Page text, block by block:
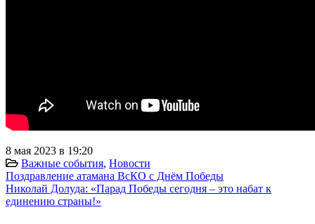
8 мая 2023 в 19:20
Важные события, Новости
Поздравление атамана ВсКО с Днём Победы
Николай Долуда: «Парад Победы сегодня – это набат к
единению страны!»